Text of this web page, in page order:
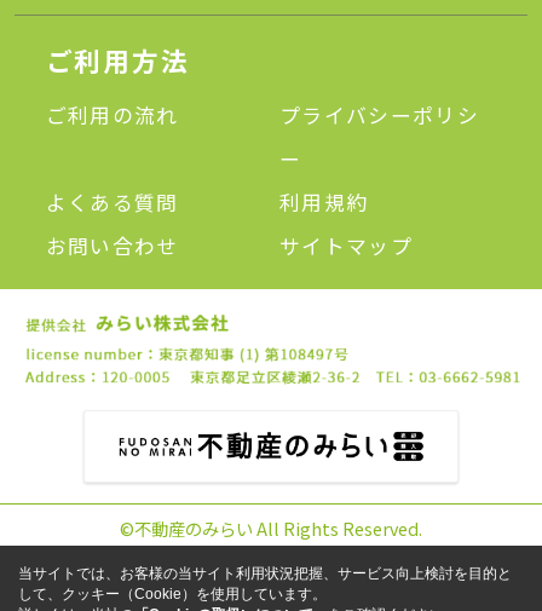
ご利用方法
ご利用の流れ
プライバシーポリシ
ー
よくある質問
利用規約
お問い合わせ
サイトマップ
©不動産のみらい All Rights Reserved.
当サイトでは、お客様の当サイト利用状況把握、サービス向上検討を目的と
して、クッキー（Cookie）を使用しています。